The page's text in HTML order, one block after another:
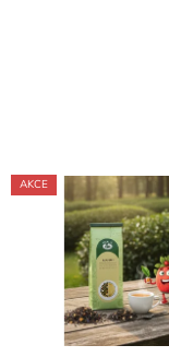
AKCE